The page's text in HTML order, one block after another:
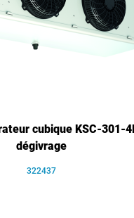
cubique KSC-301-
dégivrage
322437